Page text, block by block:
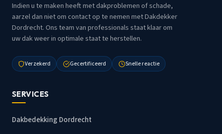
Indien u te maken heeft met dakproblemen of schade,
aarzel dan niet om contact op te nemen met Dakdekker
Dordrecht. Ons team van professionals staat klaar om
uw dak weer in optimale staat te herstellen.
Verzekerd Gecertificeerd Snelle reactie
SERVICES
Dakbedekking Dordrecht